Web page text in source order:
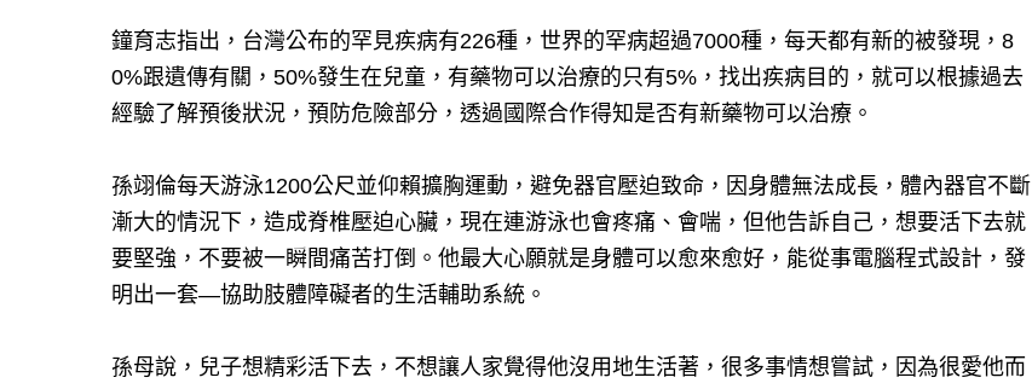
鐘育志指出，台灣公布的罕見疾病有226種，世界的罕病超過7000種，每天都有新的被發現，8
0%跟遺傳有關，50%發生在兒童，有藥物可以治療的只有5%，找出疾病目的，就可以根據過去
經驗了解預後狀況，預防危險部分，透過國際合作得知是否有新藥物可以治療。
孫翊倫每天游泳1200公尺並仰賴擴胸運動，避免器官壓迫致命，因身體無法成長，體內器官不斷
漸大的情況下，造成脊椎壓迫心臟，現在連游泳也會疼痛、會喘，但他告訴自己，想要活下去就
要堅強，不要被一瞬間痛苦打倒。他最大心願就是身體可以愈來愈好，能從事電腦程式設計，發
明出一套—協助肢體障礙者的生活輔助系統。
孫母說，兒子想精彩活下去，不想讓人家覺得他沒用地生活著，很多事情想嘗試，因為很愛他而